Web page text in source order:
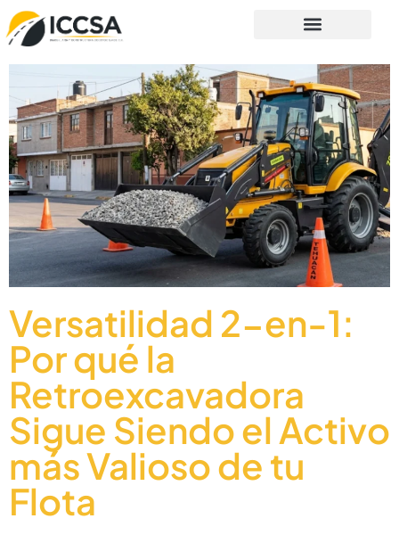
Versatilidad 2-en-1:
Por qué la
Retroexcavadora
Sigue Siendo el Activo
más Valioso de tu
Flota